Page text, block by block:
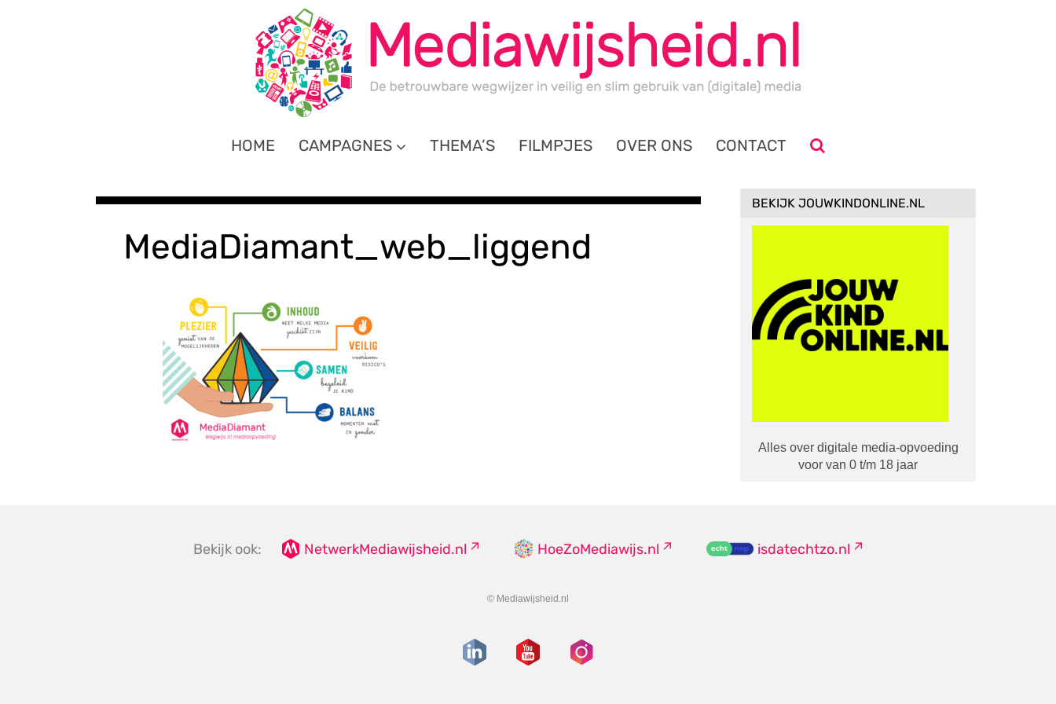
HOME CAMPAGNES THEMA’S FILMPJES OVER ONS CONTACT
MediaDiamant_web_liggend
BEKIJK JOUWKINDONLINE.NL
Alles over digitale media-opvoeding
voor van 0 t/m 18 jaar
Bekijk ook: NetwerkMediawijsheid.nl HoeZoMediawijs.nl isdatechtzo.nl
© Mediawijsheid.nl